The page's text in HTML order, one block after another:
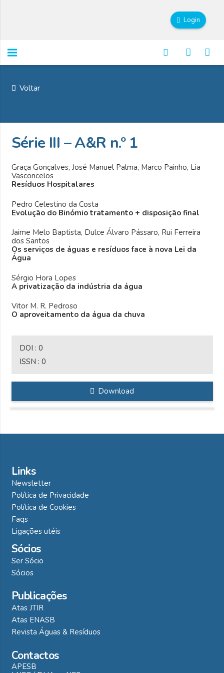
Login
Voltar
Série III – A&R n.º 1
Graça Gonçalves, José Manuel Palma, Marco Painho, Lia
Vasconcelos
Resíduos Hospitalares
Pedro Celestino da Costa
Evolução do Binómio tratamento + disposição final
Jaime Melo Baptista, Dulce Álvaro Pássaro, Rui Ferreira
dos Santos
Os serviços de águas e resíduos face à nova Lei da
Água
Sérgio Hora Lopes
A privatização da indústria da água
Vitor M. R. Pedroso
O aproveitamento da água da chuva
DOI : 0
ISSN : 0
Download
Links
Newsletter
Política de Privacidade
Política de Cookies
Faqs
Ligações utéis
Sócios
Ser Sócio
Sócios
Publicações
Atas JTIR
Atas ENASB
Revista Águas & Resíduos
Contactos
APESB